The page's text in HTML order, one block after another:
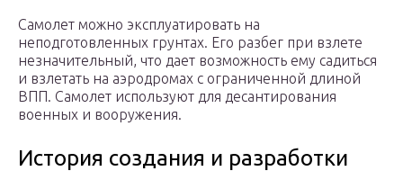
Самолет можно эксплуатировать на
неподготовленных грунтах. Его разбег при взлете
незначительный, что дает возможность ему садиться
и взлетать на аэродромах с ограниченной длиной
ВПП. Самолет используют для десантирования
военных и вооружения.
История создания и разработки